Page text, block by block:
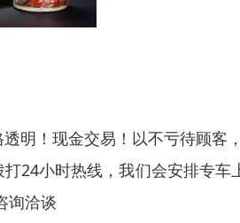
明！现金交易！以不亏待顾
24小时热线，我们会安排专
询洽谈